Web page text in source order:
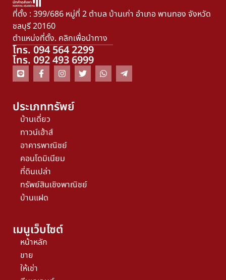
ที่ตั้ง : 399/686 หมู่ที่ 2 ตำบล บ้านเก่า อำเภอ พานทอง จังหวัด
ชลบุรี 20160
ตำแหน่งที่ตั้ง. คลิกเพื่อนำทาง
โทร. 094 564 2299
โทร. 092 493 6999
ประเภททรัพย์
บ้านเดี่ยว
ทาวน์เฮ้าส์
อาคารพาณิชย์
คอนโดมิเนียม
ที่ดินเปล่า
ทรัพย์สินเชิงพาณิชย์
บ้านแฝด
เมนูเว็บไซต์
หน้าหลัก
ขาย
ให้เช่า